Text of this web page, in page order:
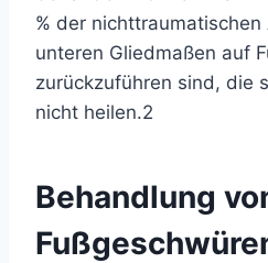
% der
unteren Gliedmaßen auf
zurückzuführen sind, die
nicht heilen.2
Behandlung